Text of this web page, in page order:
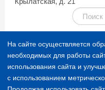
© 1996-2026
На сайте осуществляется
необходимых для работы
использования сайта и
с использованием